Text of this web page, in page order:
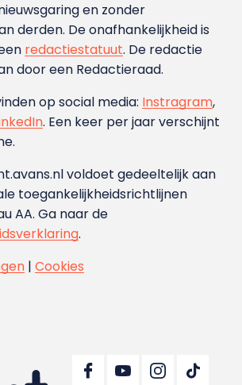
en zonder
derden. De onafhankelijkheid is
redactiestatuut. De redactie
door een Redactieraad.
op social media: Instragram,
. Een keer per jaar verschijnt
voldoet gedeeltelijk aan
toegankelijkheidsrichtlijnen
AA. Ga naar de
.
| Cookies